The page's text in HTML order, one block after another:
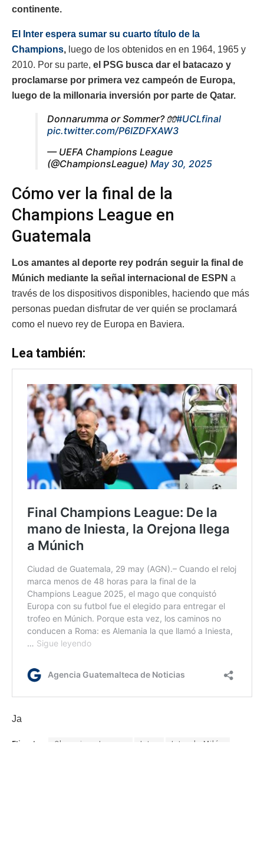
continente.
El Inter espera sumar su cuarto título de la
Champions, luego de los obtenidos en en 1964, 1965 y
2010. Por su parte, el PSG busca dar el batacazo y
proclamarse por primera vez campeón de Europa,
luego de la millonaria inversión por parte de Qatar.
Donnarumma or Sommer? 🧤#UCLfinal
pic.twitter.com/P6IZDFXAW3
— UEFA Champions League
(@ChampionsLeague) May 30, 2025
Cómo ver la final de la
Champions League en
Guatemala
Los amantes al deporte rey podrán seguir la final de
Múnich mediante la señal internacional de ESPN a
través de los dispositivos disponibles, haciendo que más
personas puedan disfrutar de ver quién se proclamará
como el nuevo rey de Europa en Baviera.
Lea también:
Ja
Etiquetas: Champions League Inter Inter de Milán